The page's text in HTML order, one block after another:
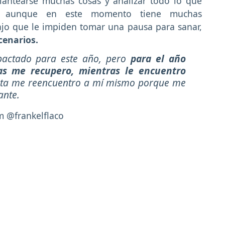
en este momento tiene muchas
que le impiden tomar una pausa para sanar,
para este año, pero para el año
me recupero, mientras le encuentro
me reencuentro a mí mismo porque me